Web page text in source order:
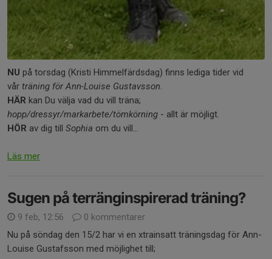
NU på torsdag (Kristi Himmelfärdsdag) finns lediga tider vid
vår träning för Ann-Louise Gustavsson.
HÄR kan Du välja vad du vill träna;
hopp/dressyr/markarbete/tömkörning - allt är möjligt.
HÖR av dig till Sophia om du vill...
Läs mer
Sugen på terränginspirerad träning?
9 feb, 12:56
0 kommentarer
Nu på söndag den 15/2 har vi en xtrainsatt träningsdag för Ann-
Louise Gustafsson med möjlighet till;